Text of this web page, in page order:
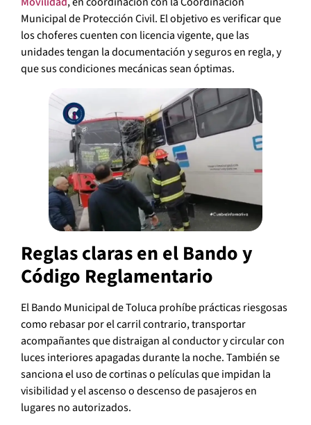
Municipal de Protección Civil. El objetivo es verificar que
los choferes cuenten con licencia vigente, que las
unidades tengan la documentación y seguros en regla, y
que sus condiciones mecánicas sean óptimas.
Reglas claras en el Bando y
Código Reglamentario
El Bando Municipal de Toluca prohíbe prácticas riesgosas
como rebasar por el carril contrario, transportar
acompañantes que distraigan al conductor y circular con
luces interiores apagadas durante la noche. También se
sanciona el uso de cortinas o películas que impidan la
visibilidad y el ascenso o descenso de pasajeros en
lugares no autorizados.